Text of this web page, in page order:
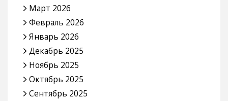
Март 2026
Февраль 2026
Январь 2026
Декабрь 2025
Ноябрь 2025
Октябрь 2025
Сентябрь 2025